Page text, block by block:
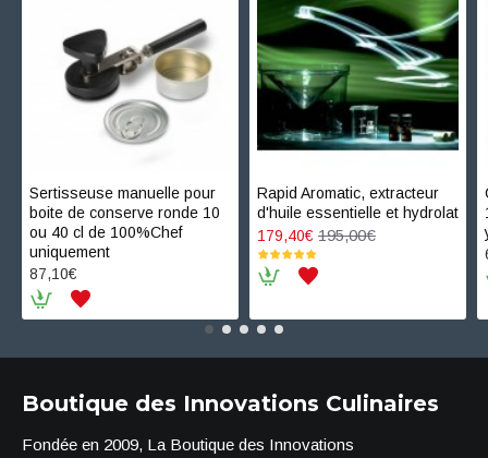
Sertisseuse manuelle pour
boite de conserve ronde 10
ou 40 cl de 100%Chef
uniquement
87,10€
Rapid Aromatic, extracteur
d'huile essentielle et hydrolat
179,40€ 195,00€
Boutique des Innovations Culinaires
Fondée en 2009, La Boutique des Innovations